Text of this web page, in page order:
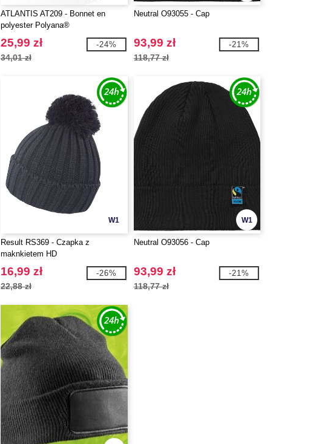
ATLANTIS AT209 - Bonnet en
polyester Polyana®
25,99 zł
34,01 zł
-24%
Neutral O93055 - Cap
93,99 zł
118,77 zł
-21%
W1
Result RS369 - Czapka z
maknkietem HD
16,99 zł
22,88 zł
-26%
W1
Neutral O93056 - Cap
93,99 zł
118,77 zł
-21%